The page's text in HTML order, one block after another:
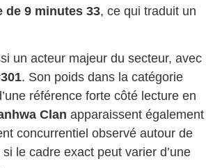
de 9 minutes 33, ce qui traduit un
un acteur majeur du secteur, avec
. Son poids dans la catégorie
référence forte côté lecture en
Clan apparaissent également
concurrentiel observé autour de
si le cadre exact peut varier d’une